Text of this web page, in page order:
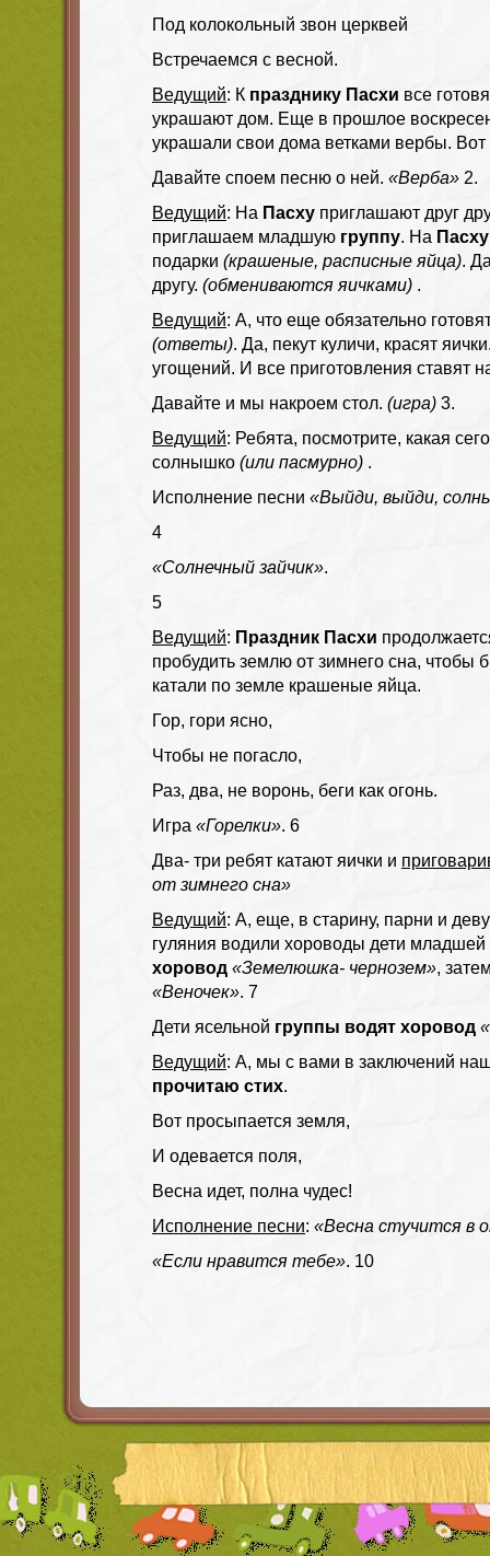
Под колокольный звон церквей
Встречаемся с весной.
Ведущий: К празднику Пасхи все
украшают дом. Еще в прошлое
украшали свои дома ветками вербы. Вот
Давайте споем песню о ней. «Верба» 2.
Ведущий: На Пасху приглашают друг
приглашаем младшую группу. На Пасху
подарки (крашеные, расписные яйца).
другу. (обмениваются яичками) .
Ведущий: А, что еще обязательно
(ответы). Да, пекут куличи, красят
угощений. И все приготовления ставят
Давайте и мы накроем стол. (игра) 3.
Ведущий: Ребята, посмотрите, какая
солнышко (или пасмурно) .
Исполнение песни «Выйди, выйди,
4
«Солнечный зайчик».
5
Ведущий: Праздник Пасхи
пробудить землю от зимнего сна,
катали по земле крашеные яйца.
Гор, гори ясно,
Чтобы не погасло,
Раз, два, не воронь, беги как огонь.
Игра «Горелки». 6
Два- три ребят катают яички и
от зимнего сна»
Ведущий: А, еще, в старину, парни и
гуляния водили хороводы дети младшей
хоровод «Земелюшка- чернозем»,
«Веночек». 7
Дети ясельной группы водят хоровод
Ведущий: А, мы с вами в заключений
прочитаю стих.
Вот просыпается земля,
И одевается поля,
Весна идет, полна чудес!
Исполнение песни: «Весна стучится в
«Если нравится тебе». 10